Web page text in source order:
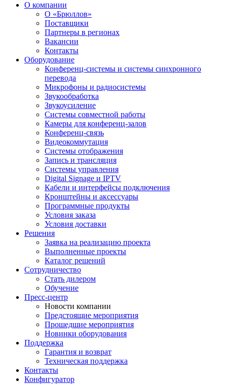
О компании
О «Брюллов»
Поставщики
Партнеры в регионах
Вакансии
Контакты
Оборудование
Конференц-системы и системы синхронного
перевода
Микрофоны и радиосистемы
Звукообработка
Звукоусиление
Системы совместной работы
Камеры для конференц-залов
Конференц-связь
Видеокоммутация
Системы отображения
Запись и трансляция
Системы управления
Digital Signage и IPTV
Кабели и интерфейсы подключения
Кронштейны и аксессуары
Программные продукты
Условия заказа
Условия доставки
Решения
Заявка на реализацию проекта
Выполненные проекты
Каталог решений
Сотрудничество
Стать дилером
Обучение
Пресс-центр
Новости компании
Предстоящие мероприятия
Прошедшие мероприятия
Новинки оборудования
Поддержка
Гарантия и возврат
Техническая поддержка
Контакты
Конфигуратор